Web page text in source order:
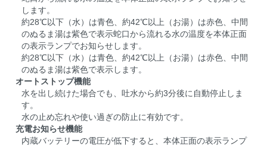
します。
約28℃以下（水）は青色、約42℃以上（お湯）は赤色、中間
のぬるま湯は紫色で表示蛇口から流れる水の温度を本体正面
の表示ランプでお知らせします。
約28℃以下（水）は青色、約42℃以上（お湯）は赤色、中間
のぬるま湯は紫色で表示します。
オートストップ機能
水を出し続けた場合でも、吐水から約3分後に自動停止しま
す。
水の止め忘れや使い過ぎの防止に有効です。
充電お知らせ機能
内蔵バッテリーの電圧が低下すると、本体正面の表示ランプ